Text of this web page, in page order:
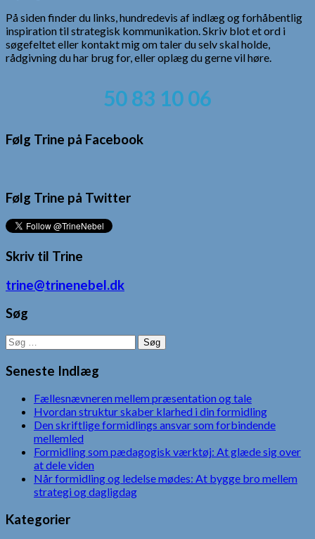
På siden finder du links, hundredevis af indlæg og forhåbentlig
inspiration til strategisk kommunikation. Skriv blot et ord i
søgefeltet eller kontakt mig om taler du selv skal holde,
rådgivning du har brug for, eller oplæg du gerne vil høre.
50 83 10 06
Følg Trine på Facebook
Følg Trine på Twitter
Skriv til Trine
trine@trinenebel.dk
Søg
Søg
efter:
Seneste Indlæg
Fællesnævneren mellem præsentation og tale
Hvordan struktur skaber klarhed i din formidling
Den skriftlige formidlings ansvar som forbindende
mellemled
Formidling som pædagogisk værktøj: At glæde sig over
at dele viden
Når formidling og ledelse mødes: At bygge bro mellem
strategi og dagligdag
Kategorier